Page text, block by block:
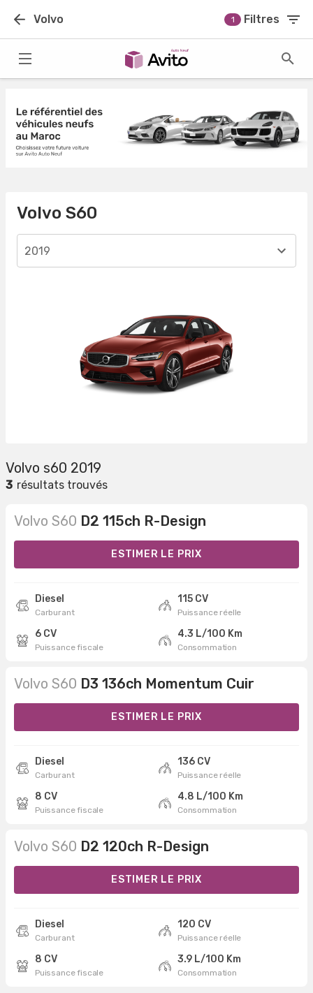
Volvo 1 Filtres
Volvo S60
2019
Volvo s60 2019
3 résultats trouvés
Volvo S60 D2 115ch R-Design
ESTIMER LE PRIX
Diesel
Carburant
115 CV
Puissance réelle
6 CV
Puissance fiscale
4.3 L/100 Km
Consommation
Volvo S60 D3 136ch Momentum Cuir
ESTIMER LE PRIX
Diesel
Carburant
136 CV
Puissance réelle
8 CV
Puissance fiscale
4.8 L/100 Km
Consommation
Volvo S60 D2 120ch R-Design
ESTIMER LE PRIX
Diesel
Carburant
120 CV
Puissance réelle
8 CV
Puissance fiscale
3.9 L/100 Km
Consommation